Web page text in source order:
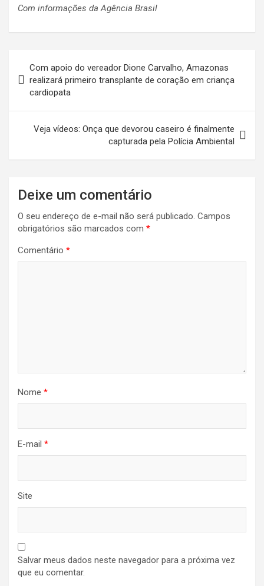
Com informações da Agência Brasil
de
Post
Com apoio do vereador Dione Carvalho, Amazonas
realizará primeiro transplante de coração em criança
cardiopata
Veja vídeos: Onça que devorou caseiro é finalmente
capturada pela Polícia Ambiental
Deixe um comentário
O seu endereço de e-mail não será publicado. Campos
obrigatórios são marcados com *
Comentário *
Nome *
E-mail *
Site
Salvar meus dados neste navegador para a próxima vez
que eu comentar.